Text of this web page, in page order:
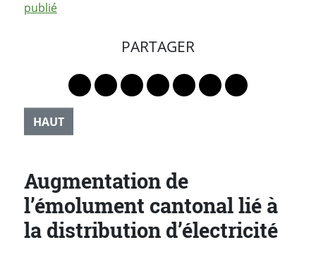
publié
PARTAGER
Lien vers le profil Mastodon
Lien vers le profil Bluesky
Lien vers le profil Instagram
Lien vers le profil Linkedin
Lien vers le profil
Lien vers le profil
Partager par
HAUT
Augmentation de
l’émolument cantonal lié à
la distribution d’électricité